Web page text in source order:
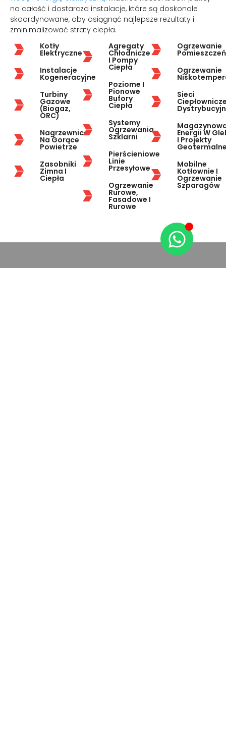
na całość i dostarcza instalacje, które są doskonale
skoordynowane, aby osiągnąć najlepsze rezultaty i
zminimalizować straty ciepła.
Kotły
Elektryczne
Instalacje
Kogeneracyjne
Turbiny
Gazowe
(biogaz,
ORC)
Nagrzewnice
Na Gorące
Powietrze
Zasobniki
Zimna I
Ciepła
Agregaty
Chłodnicze
I Pompy
Ciepła
Poziome I
Pionowe
Bufory
Ciepła
Systemy
Ogrzewania
Szklarni
Pierścieniowe
Linie
Przesyłowe
Ogrzewanie
Rurowe,
Fasadowe I
Rurowe
Ogrzewanie
Pomieszczeń
Ogrzewanie
Sieci
Energii W
I Projekty
Mobilne
Kotłownie I
Ogrzewanie
Szparagów